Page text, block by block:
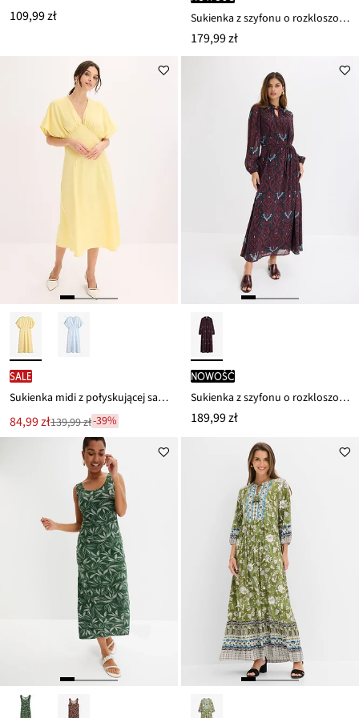
109,99 zł Sukienka z szyfonu o rozkloszowanym kroju
179,99 zł
SALE
Sukienka midi z połyskującej satyny
Nowa
cena
84,99 zł
Przeceniono
139,99 zł-39%
nowość
Sukienka z szyfonu o rozkloszowanym kroju
189,99 zł